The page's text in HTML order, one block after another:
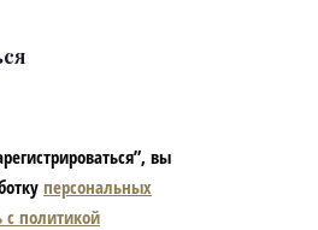
вы
персональных
с политикой